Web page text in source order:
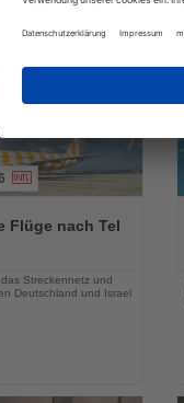
Flüge nach Tel
Streckennetz und
Deutschland und Israel